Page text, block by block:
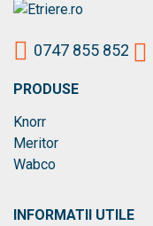
0747 855 852
PRODUSE
Knorr
Meritor
Wabco
INFORMATII UTILE